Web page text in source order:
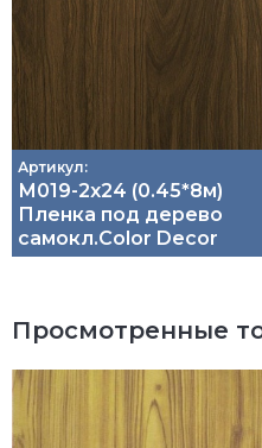
Артикул:
М019-2х24 (0.45*8м)
Пленка под дерево
самокл.Color Decor
Просмотренные